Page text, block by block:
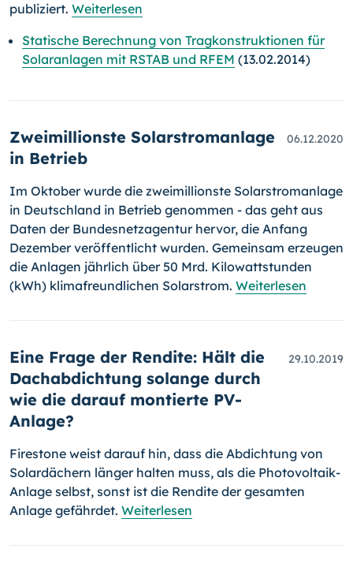
publiziert. Weiterlesen
Statische Berechnung von Tragkonstruktionen für
Solaranlagen mit RSTAB und RFEM (13.02.2014)
Zweimillionste Solarstromanlage
in Betrieb
06.12.2020
Im Oktober wurde die zweimillionste Solarstromanlage
in Deutschland in Betrieb genommen - das geht aus
Daten der Bundesnetzagentur her­vor, die Anfang
Dezember veröffentlicht wurden. Gemeinsam erzeu­gen
die Anlagen jähr­lich über 50 Mrd. Kilowattstunden
(kWh) klimafreundlichen Solarstrom. Weiterlesen
Eine Frage der Rendite: Hält die
Dachabdichtung solange durch
wie die darauf montierte PV-
Anlage?
29.10.2019
Firestone weist darauf hin, dass die Abdichtung von
Solardächern länger halten muss, als die Photovoltaik-
Anlage selbst, sonst ist die Rendite der gesamten
Anlage gefährdet. Weiterlesen